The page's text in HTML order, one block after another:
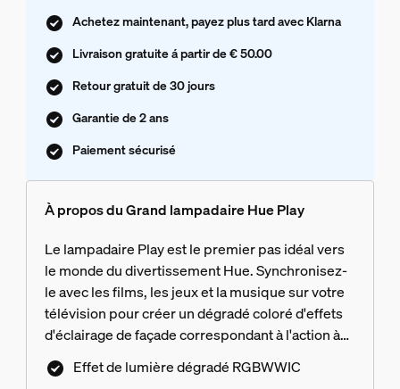
Achetez maintenant, payez plus tard avec Klarna
Livraison gratuite á partir de € 50.00
Retour gratuit de 30 jours
Garantie de 2 ans
Paiement sécurisé
À propos du Grand lampadaire Hue Play
Le lampadaire Play est le premier pas idéal vers
le monde du divertissement Hue. Synchronisez-
le avec les films, les jeux et la musique sur votre
télévision pour créer un dégradé coloré d'effets
d'éclairage de façade correspondant à l'action à
l'écran. Ajoutez plus de lampes Hue à votre
espace de divertissement pour profiter d'une
Effet de lumière dégradé RGBWWIC